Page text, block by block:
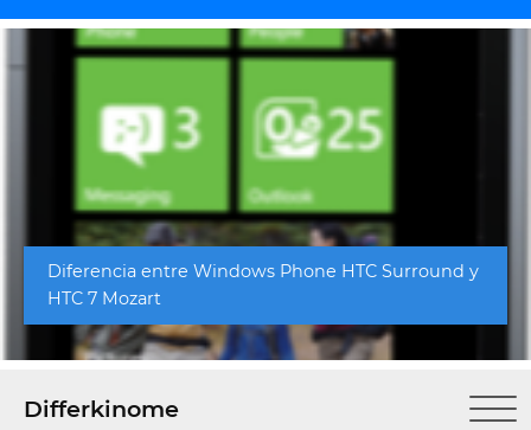
Diferencia entre Windows Phone HTC Surround y
HTC 7 Mozart
Differkinome